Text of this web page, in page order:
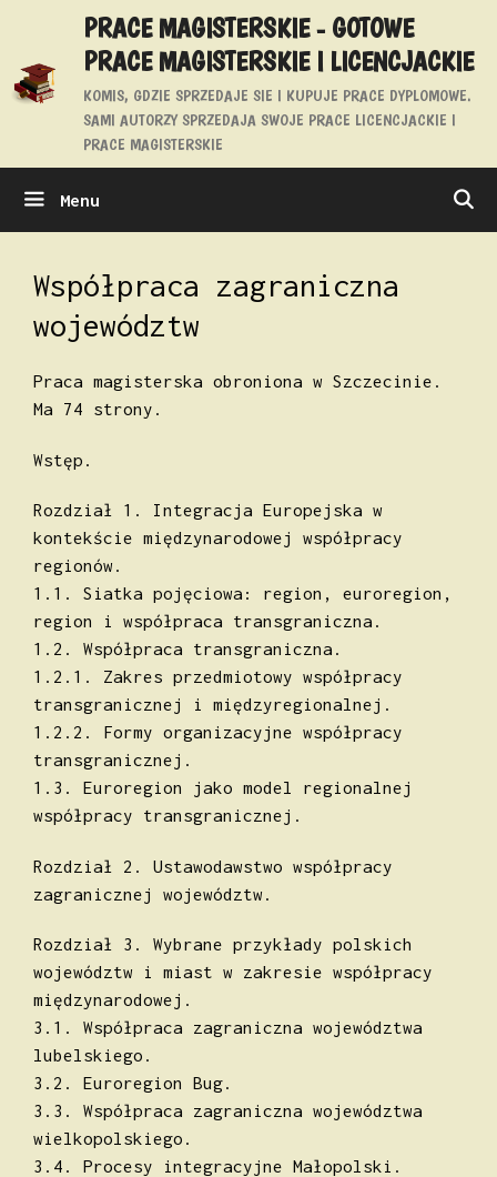
treści
PRACE MAGISTERSKIE - GOTOWE
PRACE MAGISTERSKIE I LICENCJACKIE
KOMIS, GDZIE SPRZEDAJE SIE I KUPUJE PRACE DYPLOMOWE.
SAMI AUTORZY SPRZEDAJA SWOJE PRACE LICENCJACKIE I
PRACE MAGISTERSKIE
Menu
Współpraca zagraniczna
województw
Praca magisterska obroniona w Szczecinie.
Ma 74 strony.
Wstęp.
Rozdział 1. Integracja Europejska w
kontekście międzynarodowej współpracy
regionów.
1.1. Siatka pojęciowa: region, euroregion,
region i współpraca transgraniczna.
1.2. Współpraca transgraniczna.
1.2.1. Zakres przedmiotowy współpracy
transgranicznej i międzyregionalnej.
1.2.2. Formy organizacyjne współpracy
transgranicznej.
1.3. Euroregion jako model regionalnej
współpracy transgranicznej.
Rozdział 2. Ustawodawstwo współpracy
zagranicznej województw.
Rozdział 3. Wybrane przykłady polskich
województw i miast w zakresie współpracy
międzynarodowej.
3.1. Współpraca zagraniczna województwa
lubelskiego.
3.2. Euroregion Bug.
3.3. Współpraca zagraniczna województwa
wielkopolskiego.
3.4. Procesy integracyjne Małopolski.